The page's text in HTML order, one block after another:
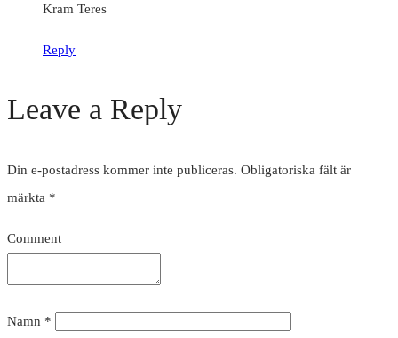
Kram Teres
Reply
Leave a Reply
Din e-postadress kommer inte publiceras. Obligatoriska fält är
märkta *
Comment
Namn *